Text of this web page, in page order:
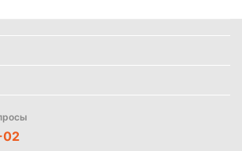
Без режима
02
данных